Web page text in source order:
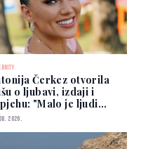
Čerkez otvorila
o ljubavi, izdaji i
"Malo je ljudi
možete vjerovati"
2026.